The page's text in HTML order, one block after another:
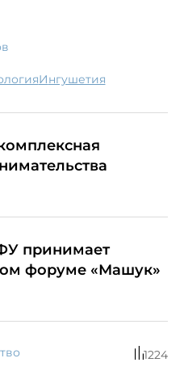
Ингушетия
принимает
форуме «Машук»
1224